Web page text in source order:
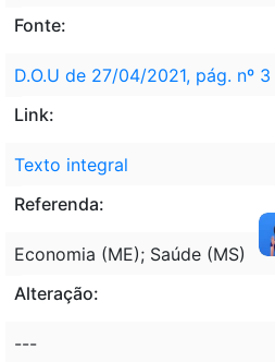
Fonte:
D.O.U de 27/04/2021, pág. nº 3
Link:
Texto integral
Referenda:
Economia (ME); Saúde (MS)
Alteração:
---